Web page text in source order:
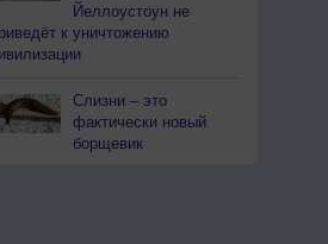
Йеллоустоун не
к уничтожению
Слизни – это
фактически новый
борщевик